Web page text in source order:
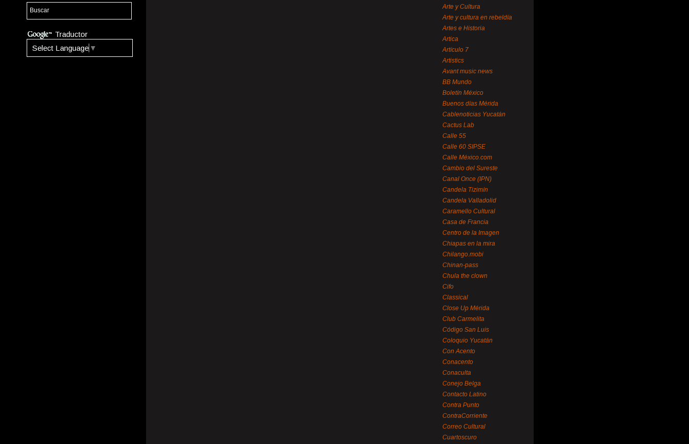
Traductor
Select Language ▼
Arte y Cultura
Arte y cultura en rebeldía
Artes e Historia
Artica
Artículo 7
Artistics
Avant music news
BB Mundo
Boletín México
Buenos días Mérida
Cablenoticias Yucatán
Cactus Lab
Calle 55
Calle 60 SIPSE
Calle México.com
Cambio del Sureste
Canal Once (IPN)
Candela Tizimín
Candela Valladolid
Caramello Cultural
Casa de Francia
Centro de la Imagen
Chiapas en la mira
Chilango.mobi
Chinan-pass
Chula the clown
Cifo
Classical
Close Up Mérida
Club Carmelita
Código San Luis
Coloquio Yucatán
Con Acento
Conacento
Conaculta
Conejo Belga
Contacto Latino
Contra Punto
ContraCorriente
Correo Cultural
Cuartoscuro